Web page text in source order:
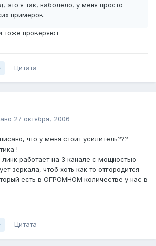
это я так, наболело, у меня просто
примеров.
тоже проверяют
Цитата
27 октября, 2006
что у меня стоит усилитель???
!
работает на 3 канале с мощностью
зеркала, чтоб хоть как то отгородится
есть в ОГРОМНОМ количестве у нас в
Цитата